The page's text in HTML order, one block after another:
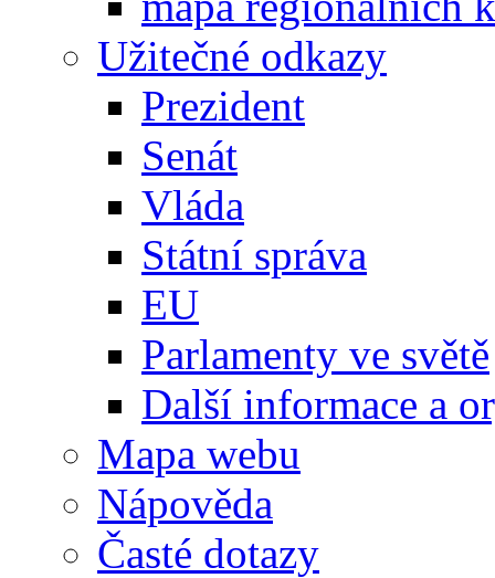
Užitečné odkazy
Prezident
Senát
Vláda
Státní správa
EU
Parlamenty ve světě
Další informace a
Mapa webu
Nápověda
Časté dotazy